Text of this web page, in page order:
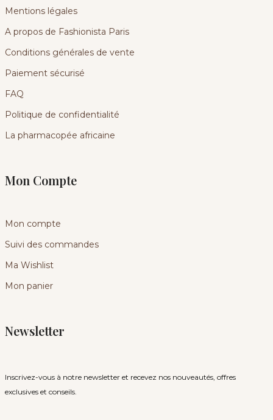
Mentions légales
A propos de Fashionista Paris
Conditions générales de vente
Paiement sécurisé
FAQ
Politique de confidentialité
La pharmacopée africaine
Mon Compte
Mon compte
Suivi des commandes
Ma Wishlist
Mon panier
Newsletter
Inscrivez-vous à notre newsletter et recevez nos nouveautés, offres
exclusives et conseils.